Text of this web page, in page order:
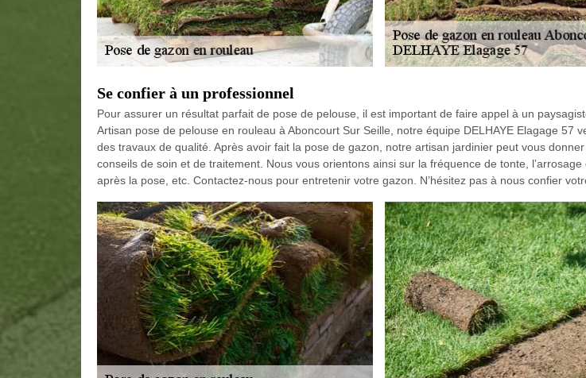
Se confier à un professionnel
Pour assurer un résultat parfait de pose de pelouse, il est important de faire appel à un
Artisan pose de pelouse en rouleau à Aboncourt Sur Seille, notre équipe DELHAYE Elagage 57
des travaux de qualité. Après avoir fait la pose de gazon, notre artisan jardinier peut vous
conseils de soin et de traitement. Nous vous orientons ainsi sur la fréquence de tonte, l’arrosage
après la pose, etc. Contactez-nous pour entretenir votre gazon. N’hésitez pas à nous confier